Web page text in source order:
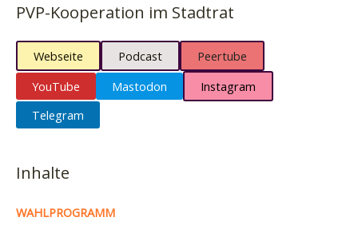
PVP-Kooperation im Stadtrat
Webseite Podcast
Peertube
YouTube
Mastodon
Instagram
Telegram
Inhalte
WAHLPROGRAMM